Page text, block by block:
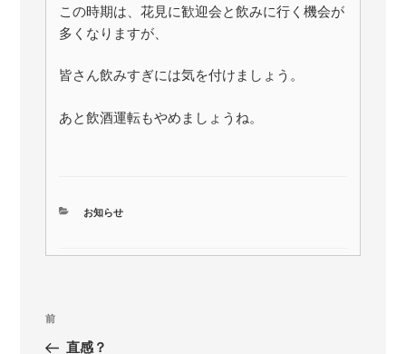
この時期は、花見に歓迎会と飲みに行く機会が
多くなりますが、
皆さん飲みすぎには気を付けましょう。
あと飲酒運転もやめましょうね。
カ
お知らせ
投
前
の
前
直感？